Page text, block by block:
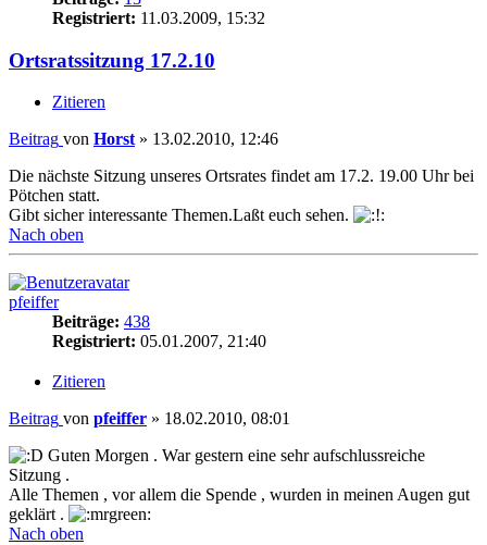
Registriert: 11.03.2009, 15:32
Ortsratssitzung 17.2.10
Zitieren
Beitrag von Horst » 13.02.2010, 12:46
Die nächste Sitzung unseres Ortsrates findet am 17.2. 19.00 Uhr bei
Pötchen statt.
Gibt sicher interessante Themen.Laßt euch sehen.
Nach oben
pfeiffer
Beiträge: 438
Registriert: 05.01.2007, 21:40
Zitieren
Beitrag von pfeiffer » 18.02.2010, 08:01
Guten Morgen . War gestern eine sehr aufschlussreiche
Sitzung .
Alle Themen , vor allem die Spende , wurden in meinen Augen gut
geklärt .
Nach oben